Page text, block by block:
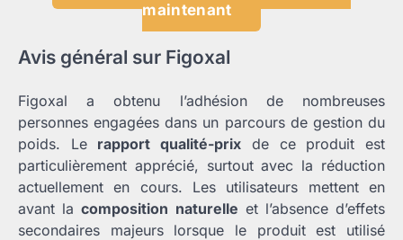
maintenant
Avis général sur Figoxal
Figoxal a obtenu l’adhésion de nombreuses
personnes engagées dans un parcours de gestion du
poids. Le rapport qualité-prix de ce produit est
particulièrement apprécié, surtout avec la réduction
actuellement en cours. Les utilisateurs mettent en
avant lacomposition naturelle et l’absence d’effets
secondaires majeurs lorsque le produit est utilisé